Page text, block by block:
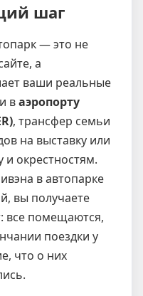
шаг
— это не
а
ваши реальные
ваэропорту
, трансфер семьи
на выставку или
и окрестностям.
в автопарке
вы получаете
все помещаются,
поездки у
что о них